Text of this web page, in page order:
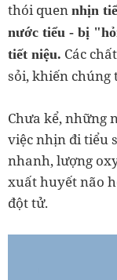
thói quen nhịn
nước tiểu - bị
tiết niệu. Các
sỏi, khiến chúng
Chưa kể, những
việc nhịn đi tiểu
nhanh, lượng
xuất huyết não
đột tử.